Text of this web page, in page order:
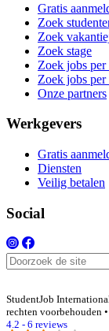
Gratis
Zoek
Zoek
Zoek stage
Zoek jobs per
Zoek jobs per
Onze partners
Werkgevers
Gratis
Diensten
Veilig betalen
Social
StudentJob
rechten voorbehouden •
4.2 - 6 reviews